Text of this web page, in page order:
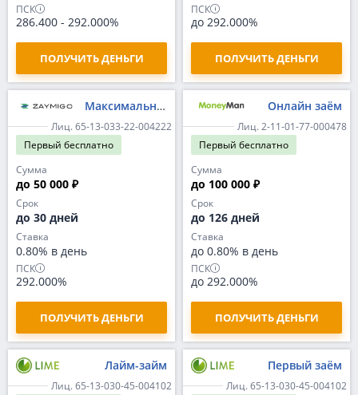
ПСК
286.400 - 292.000%
ПОЛУЧИТЬ ДЕНЬГИ
ПСК
до 292.000%
ПОЛУЧИТЬ ДЕНЬГИ
Максимальный
Лиц. 65-13-033-22-004222
Первый бесплатно
Сумма
до 50 000 ₽
Срок
до 30 дней
Ставка
0.80% в день
ПСК
292.000%
ПОЛУЧИТЬ ДЕНЬГИ
Онлайн заём
Лиц. 2-11-01-77-000478
Первый бесплатно
Сумма
до 100 000 ₽
Срок
до 126 дней
Ставка
до 0.80% в день
ПСК
до 292.000%
ПОЛУЧИТЬ ДЕНЬГИ
Лайм-займ
Лиц. 65-13-030-45-004102
Первый заём
Лиц. 65-13-030-45-004102